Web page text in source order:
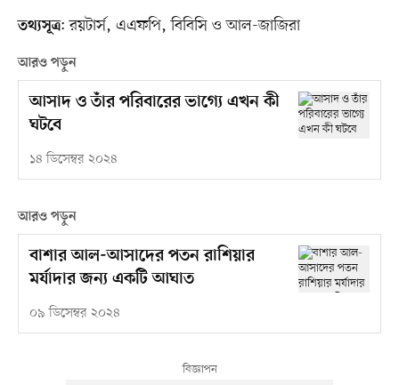
তথ্যসূত্র: রয়টার্স, এএফপি, বিবিসি ও আল-জাজিরা
আরও পড়ুন
আসাদ ও তাঁর পরিবারের ভাগ্যে এখন কী
ঘটবে
১৪ ডিসেম্বর ২০২৪
আরও পড়ুন
বাশার আল-আসাদের পতন রাশিয়ার
মর্যাদার জন্য একটি আঘাত
০৯ ডিসেম্বর ২০২৪